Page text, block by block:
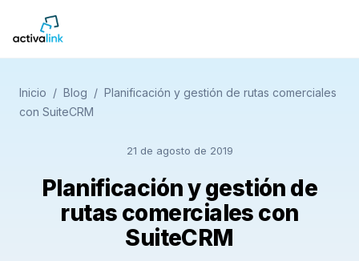
Inicio / Blog / Planificación y gestión de rutas comerciales
con SuiteCRM
21 de agosto de 2019
Planificación y gestión de
rutas comerciales con
SuiteCRM